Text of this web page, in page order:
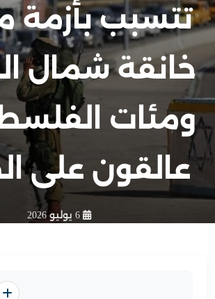
تتسبب بأزمة
خانقة شمال
ومئات
عالقون على